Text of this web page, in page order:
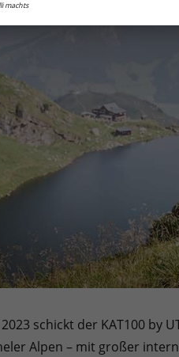
schickt der KAT100 by
Alpen – mit großer
machts